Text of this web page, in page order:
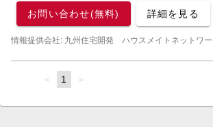
お問い合わせ(無料) 詳細を見る
情報提供会社: 九州住宅開発 ハウスメイトネットワ
page
You're
page
1 page